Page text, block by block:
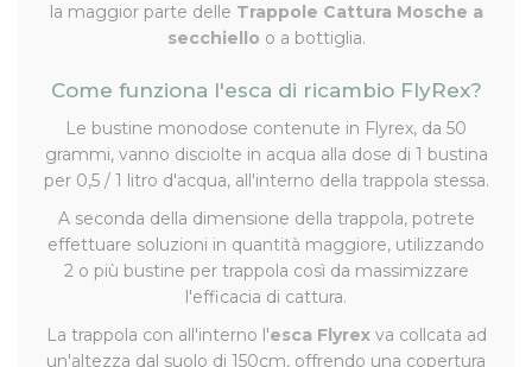
la maggior parte delle Trappole Cattura Mosche a
secchiello o a bottiglia.
Come funziona l'esca di ricambio FlyRex?
Le bustine monodose contenute in Flyrex, da 50
grammi, vanno disciolte in acqua alla dose di 1 bustina
per 0,5 / 1 litro d'acqua, all'interno della trappola stessa.
A seconda della dimensione della trappola, potrete
effettuare soluzioni in quantità maggiore, utilizzando
2 o più bustine per trappola così da massimizzare
l'efficacia di cattura.
La trappola con all'interno l'esca Flyrexva collcata ad
un'altezza dal suolo di 150cm, offrendo una copertura